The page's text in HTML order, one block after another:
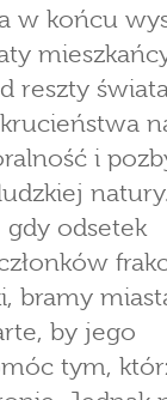
w końcu
reszty
i
odsetek
bramy
by jego
tym,